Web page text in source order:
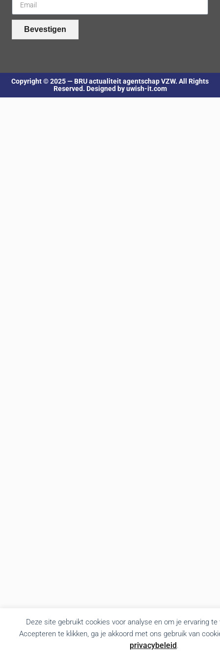
Deze site gebruikt cookies voor analyse en om je ervaring
Accepteren te klikken, ga je akkoord met ons gebruik van
privacybeleid.
Bevestigen
Copyright © 2025 — BRU actualiteit agentschap VZW. All Rights
Reserved. Designed by uwish-it.com